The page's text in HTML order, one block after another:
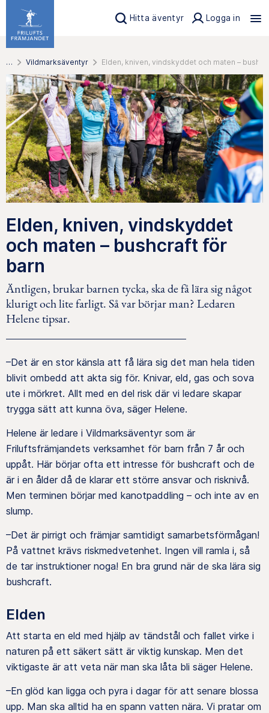
Hitta äventyr Logga in
… Vildmarksäventyr Elden, kniven, vindskyddet och maten –
Elden, kniven, vindskyddet
och maten – bushcraft för
barn
Äntligen, brukar barnen tycka, ska de få lära sig något
klurigt och lite farligt. Så var börjar man? Ledaren
Helene tipsar.
–Det är en stor känsla att få lära sig det man hela tiden
blivit ombedd att akta sig för. Knivar, eld, gas och sova
ute i mörkret. Allt med en del risk där vi ledare skapar
trygga sätt att kunna öva, säger Helene.
Helene är ledare i Vildmarksäventyr som är
Friluftsfrämjandets verksamhet för barn från 7 år och
uppåt. Här börjar ofta ett intresse för bushcraft och de
är i en ålder då de klarar ett större ansvar och risknivå.
Men terminen börjar med kanotpaddling – och inte av en
slump.
–Det är pirrigt och främjar samtidigt samarbetsförmågan!
På vattnet krävs riskmedvetenhet. Ingen vill ramla i, så
de tar instruktioner noga! En bra grund när de ska lära sig
bushcraft.
Elden
Att starta en eld med hjälp av tändstål och fallet virke i
naturen på ett säkert sätt är viktig kunskap. Men det
viktigaste är att veta när man ska låta bli säger Helene.
–En glöd kan ligga och pyra i dagar för att senare blossa
upp. Man ska alltid ha en spann vatten nära. Vi pratar om